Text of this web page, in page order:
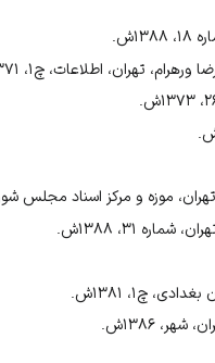
تهران، اطلاعات، چ۱، ۱۳۷۱ش.
و مرکز اسناد مجلس شورای
۳۱، ۱۳۸۸ش.
چ۱، ۱۳۸۱ش.
۱۳۸۶ش.